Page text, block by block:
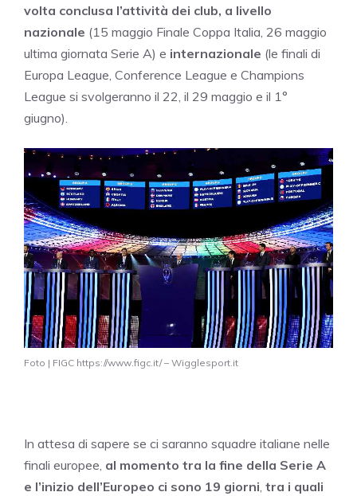
volta conclusa l’attività dei club, a livello
nazionale (15 maggio Finale Coppa Italia, 26 maggio
ultima giornata Serie A) e internazionale (le finali di
Europa League, Conference League e Champions
League si svolgeranno il 22, il 29 maggio e il 1°
giugno).
Foto | FIGC https://www.figc.it/ – Wigglesport.it
In attesa di sapere se ci saranno squadre italiane nelle
finali europee, al momento tra la fine della Serie A
e l’inizio dell’Europeo ci sono 19 giorni, tra i quali